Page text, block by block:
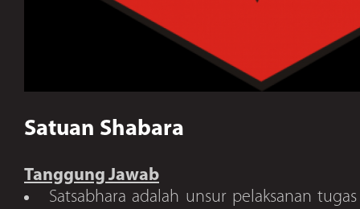
Satuan Shabara
Tanggung Jawab
Satsabhara adalah unsur pelaksanan